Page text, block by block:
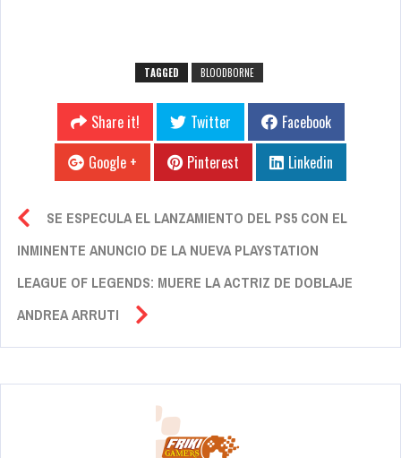
TAGGED BLOODBORNE
Share it! Twitter
Facebook
Google +
Pinterest Linkedin
SE ESPECULA EL LANZAMIENTO DEL PS5 CON EL
INMINENTE ANUNCIO DE LA NUEVA PLAYSTATION
LEAGUE OF LEGENDS: MUERE LA ACTRIZ DE DOBLAJE
ANDREA ARRUTI